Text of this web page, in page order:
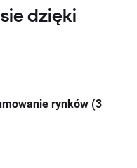
dzięki
rynków (3